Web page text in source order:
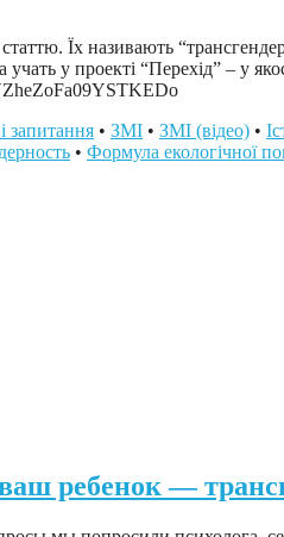
Їх називають
у проекті “Перехід” – у
запитання • ЗМІ • ЗМІ (відео) •
• Формула екологічної
ребенок —